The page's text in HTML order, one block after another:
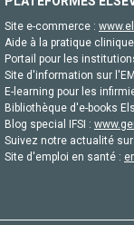
Site e-commerce :
Aide à la pratique
Portail pour les
Site d'information sur
E-learning pour les
Bibliothèque d'e-books
Blog special IFSI :
Suivez notre actualité
Site d'emploi en santé :